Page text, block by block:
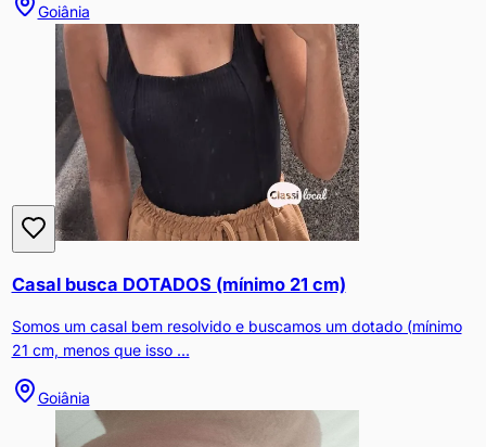
Goiânia
Casal busca DOTADOS (mínimo 21 cm)
Somos um casal bem resolvido e buscamos um dotado (mínimo
21 cm, menos que isso ...
Goiânia